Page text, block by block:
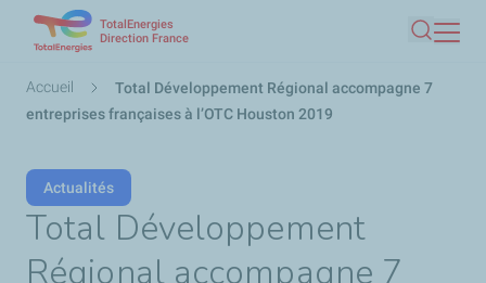
contenu
principal
TotalEnergies
Direction France
Fil
d'Ariane
Accueil
Total Développement Régional accompagne 7
entreprises françaises à l’OTC Houston 2019
Actualités
Total Développement
Régional accompagne 7